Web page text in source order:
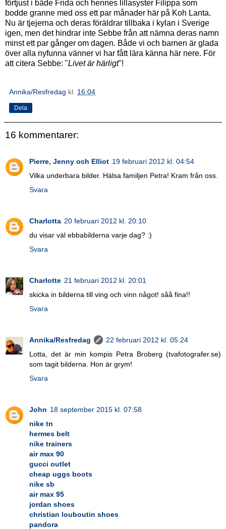
förtjust i både Frida och hennes lillasyster Filippa som
bodde granne med oss ett par månader här på Koh Lanta.
Nu är tjejerna och deras föräldrar tillbaka i kylan i Sverige
igen, men det hindrar inte Sebbe från att nämna deras namn
minst ett par gånger om dagen. Både vi och barnen är glada
över alla nyfunna vänner vi har fått lära känna här nere. För
att citera Sebbe: "Livet är härligt"!
Annika/Resfredag kl. 16:04
Dela
16 kommentarer:
Pierre, Jenny och Elliot 19 februari 2012 kl. 04:54
Vilka underbara bilder. Hälsa familjen Petra! Kram från oss.
Svara
Charlotta 20 februari 2012 kl. 20:10
du visar väl ebbabilderna varje dag? :)
Svara
Charlotte 21 februari 2012 kl. 20:01
skicka in bilderna till ving och vinn något! såå fina!!
Svara
Annika/Resfredag
22 februari 2012 kl. 05:24
Lotta, det är min kompis Petra Broberg (tvafotografer.se)
som tagit bilderna. Hon är grym!
Svara
John 18 september 2015 kl. 07:58
nike tn
hermes belt
nike trainers
air max 90
gucci outlet
cheap uggs boots
nike sb
air max 95
jordan shoes
christian louboutin shoes
pandora